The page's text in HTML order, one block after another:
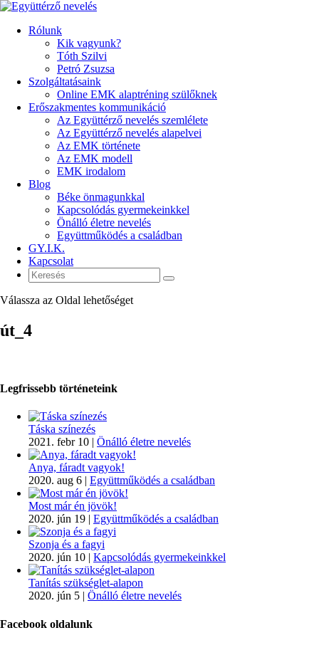
Rólunk
Kik vagyunk?
Tóth Szilvi
Petró Zsuzsa
Szolgáltatásaink
Online EMK alaptréning szülőknek
Erőszakmentes kommunikáció
Az Együttérző nevelés szemlélete
Az Együttérző nevelés alapelvei
Az EMK története
Az EMK modell
EMK irodalom
Blog
Béke önmagunkkal
Kapcsolódás gyermekeinkkel
Önálló életre nevelés
Együttműködés a családban
GY.I.K.
Kapcsolat
Válassza az Oldal lehetőséget
út_4
Legfrissebb történeteink
Táska színezés
2021. febr 10 | Önálló életre nevelés
Anya, fáradt vagyok!
2020. aug 6 | Együttműködés a családban
Most már én jövök!
2020. jún 19 | Együttműködés a családban
Szonja és a fagyi
2020. jún 10 | Kapcsolódás gyermekeinkkel
Tanítás szükséglet-alapon
2020. jún 5 | Önálló életre nevelés
Facebook oldalunk